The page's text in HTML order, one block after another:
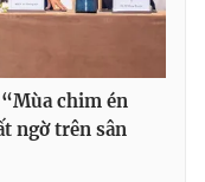
chim én
ngờ trên sân